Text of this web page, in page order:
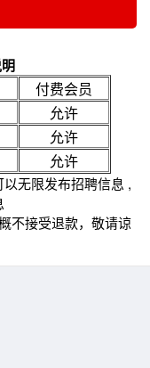
付费会员
允许
允许
允许
无限发布招聘信息 ,
不接受退款，敬请谅